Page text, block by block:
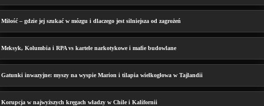
Miłość – gdzie jej szukać w mózgu i dlaczego jest silniejsza od zagrożeń
Meksyk, Kolumbia i RPA vs kartele narkotykowe i mafie budowlane
Gatunki inwazyjne: myszy na wyspie Marion i tilapia wielkogłowa w Tajlandii
Korupcja w najwyższych kręgach władzy w Chile i Kalifornii